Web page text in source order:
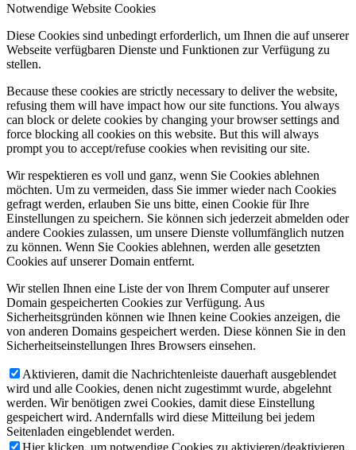
Notwendige Website Cookies
Diese Cookies sind unbedingt erforderlich, um Ihnen die auf unserer
Webseite verfügbaren Dienste und Funktionen zur Verfügung zu
stellen.
Because these cookies are strictly necessary to deliver the website,
refusing them will have impact how our site functions. You always
can block or delete cookies by changing your browser settings and
force blocking all cookies on this website. But this will always
prompt you to accept/refuse cookies when revisiting our site.
Wir respektieren es voll und ganz, wenn Sie Cookies ablehnen
möchten. Um zu vermeiden, dass Sie immer wieder nach Cookies
gefragt werden, erlauben Sie uns bitte, einen Cookie für Ihre
Einstellungen zu speichern. Sie können sich jederzeit abmelden oder
andere Cookies zulassen, um unsere Dienste vollumfänglich nutzen
zu können. Wenn Sie Cookies ablehnen, werden alle gesetzten
Cookies auf unserer Domain entfernt.
Wir stellen Ihnen eine Liste der von Ihrem Computer auf unserer
Domain gespeicherten Cookies zur Verfügung. Aus
Sicherheitsgründen können wie Ihnen keine Cookies anzeigen, die
von anderen Domains gespeichert werden. Diese können Sie in den
Sicherheitseinstellungen Ihres Browsers einsehen.
Aktivieren, damit die Nachrichtenleiste dauerhaft ausgeblendet
wird und alle Cookies, denen nicht zugestimmt wurde, abgelehnt
werden. Wir benötigen zwei Cookies, damit diese Einstellung
gespeichert wird. Andernfalls wird diese Mitteilung bei jedem
Seitenladen eingeblendet werden.
Hier klicken, um notwendige Cookies zu aktivieren/deaktivieren.